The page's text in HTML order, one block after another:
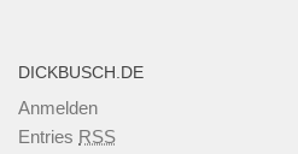
DICKBUSCH.DE
Anmelden
Entries RSS